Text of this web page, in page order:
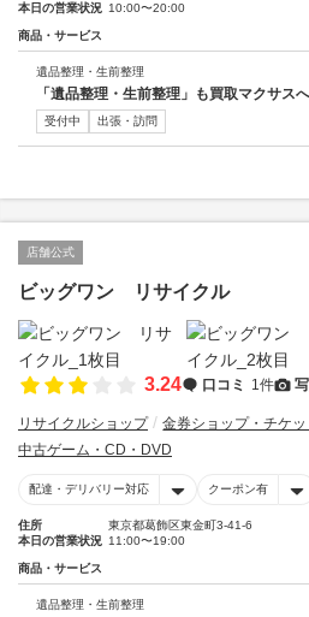
本日の営業状況 10:00〜20:00
商品・サービス
遺品整理・生前整理
「遺品整理・生前整理」も買取マクサス
受付中 出張・訪問
店舗公式
ビッグワン リサイクル
3.24 口コミ 1件
リサイクルショップ
金券ショップ・チケ
中古ゲーム・CD・DVD
配達・デリバリー対応 クーポン有
住所
東京都葛飾区東金町3-41-6
本日の営業状況 11:00〜19:00
商品・サービス
遺品整理・生前整理